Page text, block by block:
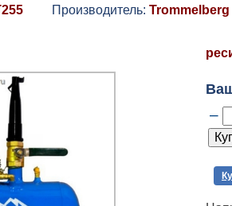
Производитель: Trommelberg
–